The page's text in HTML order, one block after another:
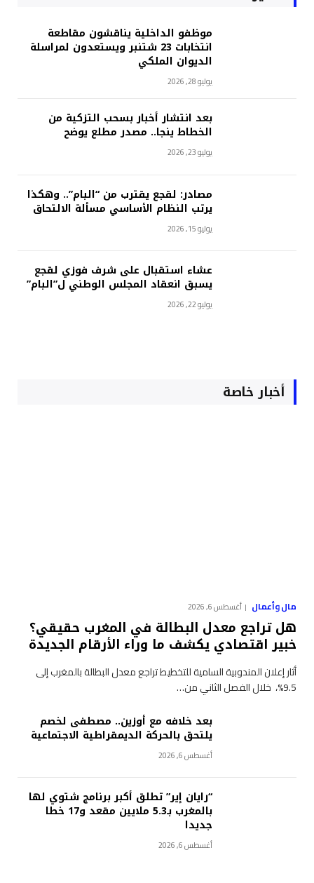
موظفو الداخلية يناقشون مقاطعة
انتخابات 23 شتنبر ويستعدون لمراسلة
الديوان الملكي
يوليو 28, 2026
بعد انتشار أخبار بسحب التزكية من
الخطاط ينجا.. مصدر مطلع يوضح
يوليو 23, 2026
مصادر: لقجع يقترب من “البام”.. وهكذا
يرتب النظام الأساسي مسألة الالتحاق
يوليو 15, 2026
عشاء استقبال على شرف فوزي لقجع
يسبق انعقاد المجلس الوطني ل”البام”
يوليو 22, 2026
أخبار خاصة
مال وأعمال أغسطس 6, 2026
هل تراجع معدل البطالة في المغرب حقيقي؟
خبير اقتصادي يكشف ما وراء الأرقام الجديدة
أثار إعلان المندوبية السامية للتخطيط تراجع معدل البطالة بالمغرب إلى
9.5%، خلال الفصل الثاني من…
بعد خلافه مع أوزين.. مصطفى لخصم
يلتحق بالحركة الديمقراطية الاجتماعية
أغسطس 6, 2026
“رايان إير” تطلق أكبر برنامج شتوي لها
بالمغرب بـ5.3 ملايين مقعد و17 خطا
جديدا
أغسطس 6, 2026